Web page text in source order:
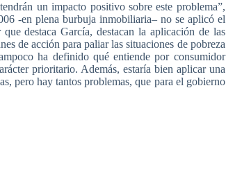
unimpacto positivo sobre este problema”,
-en plena burbuja inmobiliaria– no se aplicóel
que destaca García,destacan la aplicación de las
de acción para paliar las situaciones de pobreza
ha definido qué entiende por consumidor
prioritario. Además, estaría bien aplicar una
,pero haytantos problemas,que para el gobierno